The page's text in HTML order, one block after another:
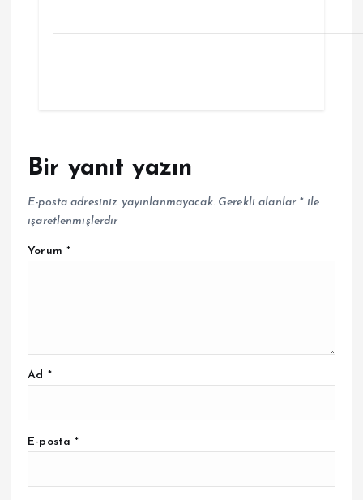
Bir yanıt yazın
E-posta adresiniz yayınlanmayacak. Gerekli alanlar *ile
işaretlenmişlerdir
Yorum *
Ad *
E-posta*